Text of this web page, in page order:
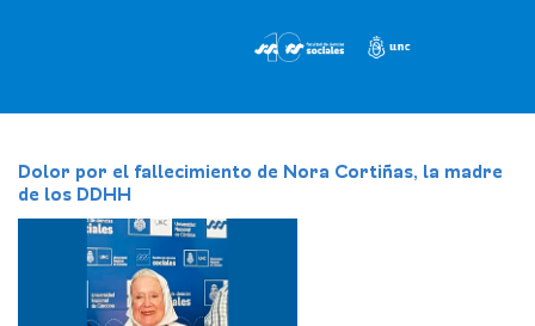
Dolor por el fallecimiento de Nora Cortiñas, la madre
de los DDHH